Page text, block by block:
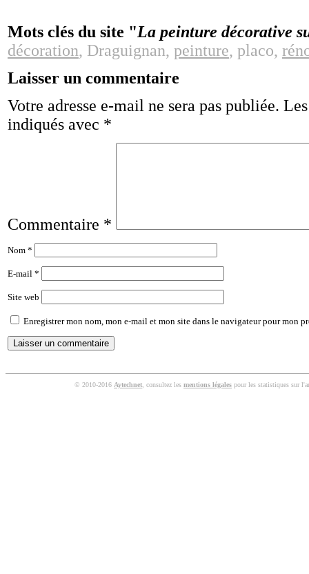
Mots clés du site "La peinture décorative
décoration, Draguignan, peinture, placo,
Laisser un commentaire
Votre adresse e-mail ne sera pas publiée.
indiqués avec *
Commentaire *
Nom *
E-mail *
Site web
Enregistrer mon nom, mon e-mail et mon site dans le navigateur pour mon
© 2010-2016 Aytechnet , consultez les mentions légales pour les statistiques sur